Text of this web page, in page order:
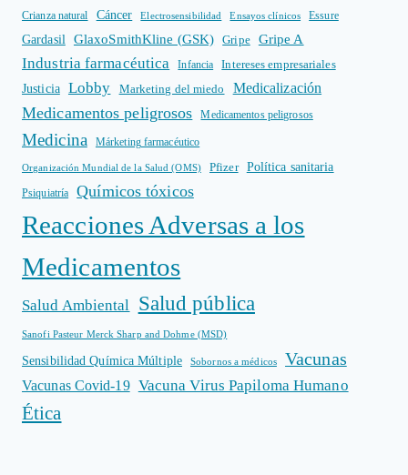
Crianza natural Cáncer Electrosensibilidad Ensayos clínicos Essure
Gardasil GlaxoSmithKline (GSK) Gripe Gripe A
Industria farmacéutica Infancia
Intereses empresariales
Justicia
Lobby Marketing del miedo Medicalización
Medicamentos peligrosos Medicamentos peligrosos
Medicina Márketing farmacéutico
Organización Mundial de la Salud (OMS) Pfizer Política sanitaria
Psiquiatría Químicos tóxicos
Reacciones Adversas a los
Medicamentos
Salud Ambiental Salud pública
Sanofi Pasteur Merck Sharp and Dohme (MSD)
Sensibilidad Química Múltiple Sobornos a médicos Vacunas
Vacunas Covid-19 Vacuna Virus Papiloma Humano
Ética